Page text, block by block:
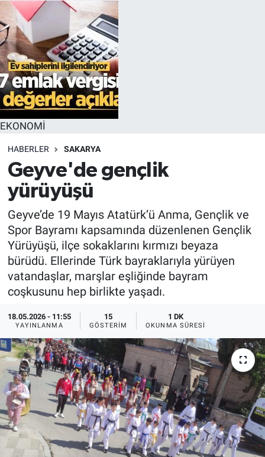
EKONOMİ
HABERLER SAKARYA
Geyve'de gençlik
yürüyüşü
Geyve’de 19 Mayıs Atatürk’ü Anma, Gençlik ve
Spor Bayramı kapsamında düzenlenen Gençlik
Yürüyüşü, ilçe sokaklarını kırmızı beyaza
bürüdü. Ellerinde Türk bayraklarıyla yürüyen
vatandaşlar, marşlar eşliğinde bayram
coşkusunu hep birlikte yaşadı.
18.05.2026 - 11:55
YAYINLANMA
15
GÖSTERIM
1 DK
OKUNMA SÜRESI